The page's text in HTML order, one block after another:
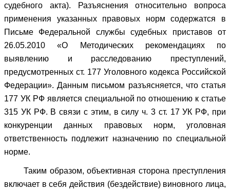
судебного акта). Разъяснения относительно вопроса
применения указанных правовых норм содержатся в
Письме Федеральной службы судебных приставов от
26.05.2010 «О Методических рекомендациях по
выявлению и расследованию преступлений,
предусмотренных ст. 177 Уголовного кодекса Российской
Федерации». Данным письмом разъясняется, что статья
177 УК РФ является специальной по отношению к статье
315 УК РФ. В связи с этим, в силу ч. 3 ст. 17 УК РФ, при
конкуренции данных правовых норм, уголовная
ответственность подлежит назначению по специальной
норме.
Таким образом, объективная сторона преступления
включает в себя действия (бездействие) виновного лица,